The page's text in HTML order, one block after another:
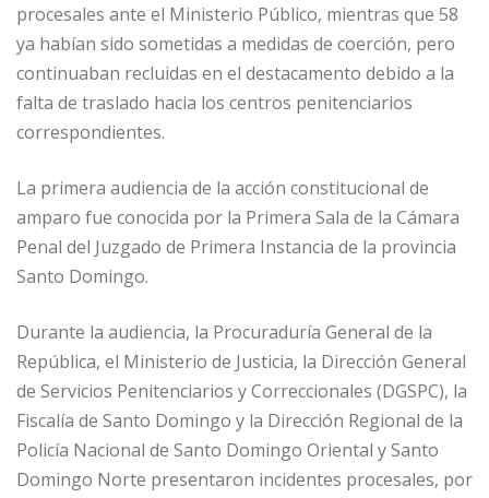
procesales ante el Ministerio Público, mientras que 58
ya habían sido sometidas a medidas de coerción, pero
continuaban recluidas en el destacamento debido a la
falta de traslado hacia los centros penitenciarios
correspondientes.
La primera audiencia de la acción constitucional de
amparo fue conocida por la Primera Sala de la Cámara
Penal del Juzgado de Primera Instancia de la provincia
Santo Domingo.
Durante la audiencia, la Procuraduría General de la
República, el Ministerio de Justicia, la Dirección General
de Servicios Penitenciarios y Correccionales (DGSPC), la
Fiscalía de Santo Domingo y la Dirección Regional de la
Policía Nacional de Santo Domingo Oriental y Santo
Domingo Norte presentaron incidentes procesales, por